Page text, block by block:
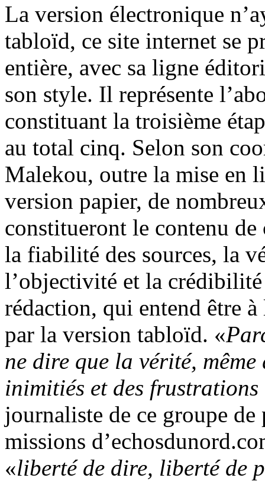
La version électronique
tabloïd, ce site internet se
entière, avec sa ligne
son style. Il représente
constituant la troisième
au total cinq. Selon son
Malekou, outre la mise en
version papier, de
constitueront le contenu
la fiabilité des sources, la
l’objectivité et la
rédaction, qui entend être
par la version tabloïd. «
ne dire que la vérité,
inimitiés et des frustrations
journaliste de ce groupe de
missions
«liberté de dire, liberté de